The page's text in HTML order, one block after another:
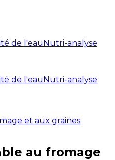
de l'eauNutri-analyse
de l'eauNutri-analyse
et aux graines
au fromage